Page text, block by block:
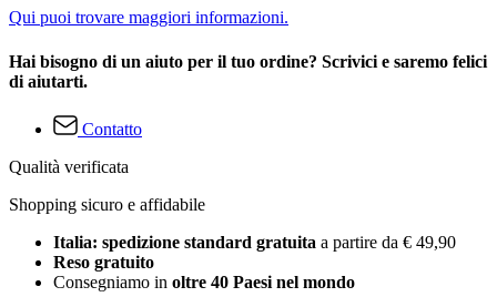
Qui puoi trovare maggiori informazioni.
Hai bisogno di un aiuto per il tuo ordine? Scrivici e saremo felici
di aiutarti.
Contatto
Qualità verificata
Shopping sicuro e affidabile
Italia: spedizione standard gratuita a partire da € 49,90
Reso gratuito
Consegniamo in oltre 40 Paesi nel mondo